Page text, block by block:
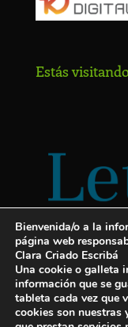
Estás
Servicios
Bienvenida/o a la
página web
Clara Criado Escribá
Una cookie o galleta
información que se
tableta cada vez que
cookies son nuestras